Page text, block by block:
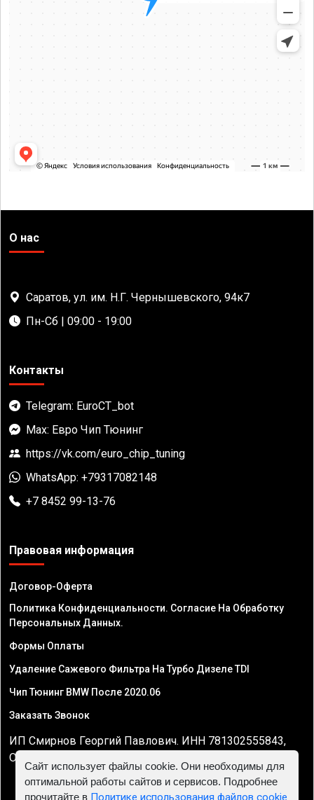
О нас
Саратов, ул. им. Н.Г. Чернышевского, 94к7
Пн-Сб | 09:00 - 19:00
Контакты
Telegram: EuroCT_bot
Max: Евро Чип Тюнинг
https://vk.com/euro_chip_tuning
WhatsApp: +79317082148
+7 8452 99-13-76
Правовая информация
Договор-Оферта
Политика Конфиденциальности. Согласие На Обработку
Персональных Данных.
Формы Оплаты
Удаление Сажевого Фильтра На Турбо Дизеле TDI
Чип Тюнинг BMW После 2020.06
Заказать Звонок
ИП Смирнов Георгий Павлович. ИНН 781302555843,
ОГРНИП 324470400032610
Сайт использует файлы cookie. Они необходимы для
оптимальной работы сайтов и сервисов. Подробнее
прочитайте в Политике использования файлов cookie